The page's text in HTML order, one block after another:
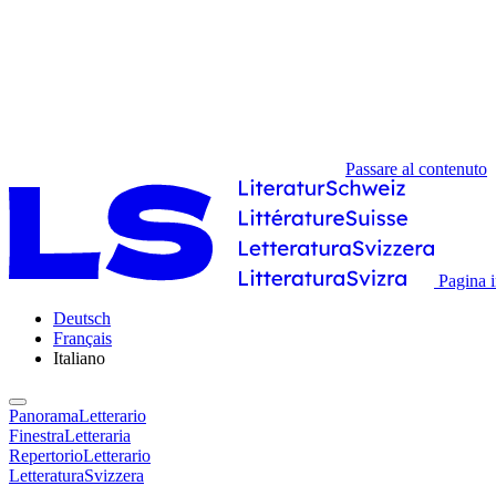
Passare al contenuto
Pagina
Deutsch
Français
Italiano
PanoramaLetterario
FinestraLetteraria
RepertorioLetterario
LetteraturaSvizzera